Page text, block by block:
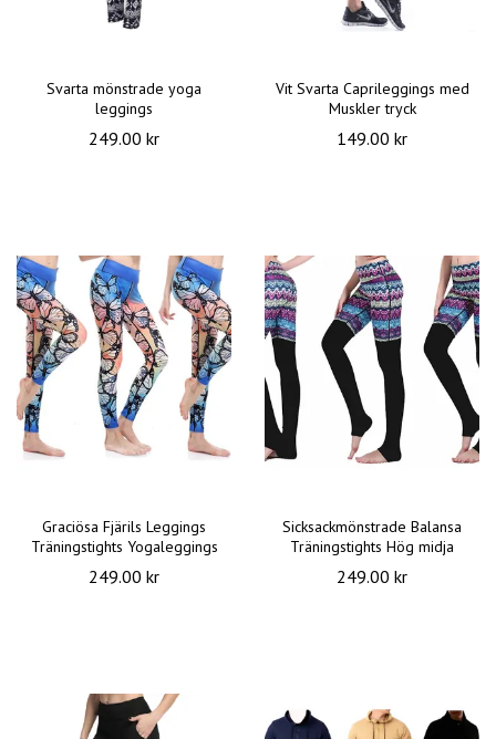
Svarta mönstrade yoga
leggings
249.00 kr
Vit Svarta Caprileggings med
Muskler tryck
149.00 kr
Graciösa Fjärils Leggings
Träningstights Yogaleggings
249.00 kr
Sicksackmönstrade Balansa
Träningstights Hög midja
249.00 kr